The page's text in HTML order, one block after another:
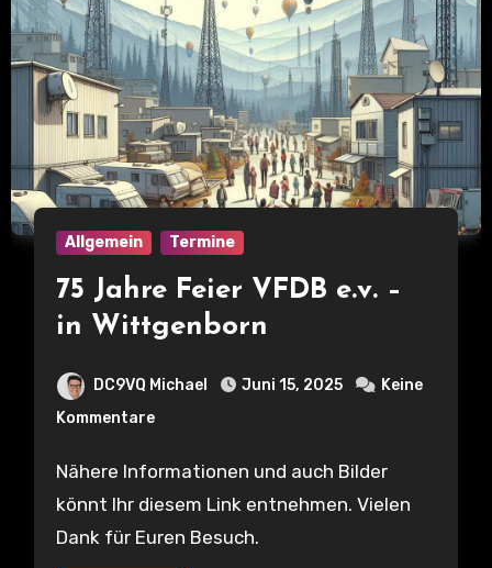
Allgemein Termine
75 Jahre Feier VFDB e.v. –
in Wittgenborn
DC9VQ Michael Juni 15, 2025
Keine
Kommentare
Nähere Informationen und auch Bilder
könnt Ihr diesem Link entnehmen. Vielen
Dank für Euren Besuch.